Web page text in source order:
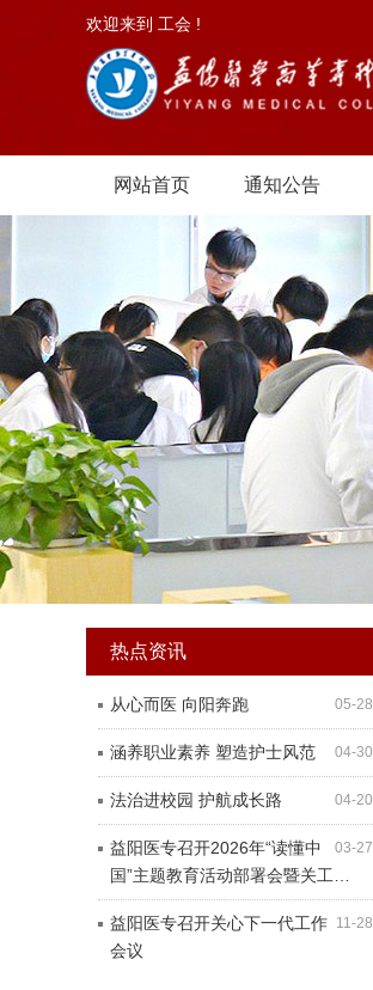
欢迎来到 工会 !
网站首页 通知公告
热点资讯
05-28
从心而医 向阳奔跑
04-30
涵养职业素养 塑造护士风范
04-20
法治进校园 护航成长路
03-27
益阳医专召开2026年“读懂中
国”主题教育活动部署会暨关工…
11-28
益阳医专召开关心下一代工作
会议